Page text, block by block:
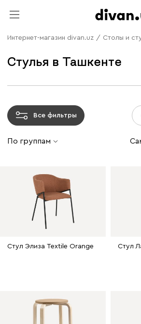
Интернет-магазин divan.uz / Столы и
Стулья в Ташкенте
Все фильтры
По группам
Стул Элиза Textile Orange Стул